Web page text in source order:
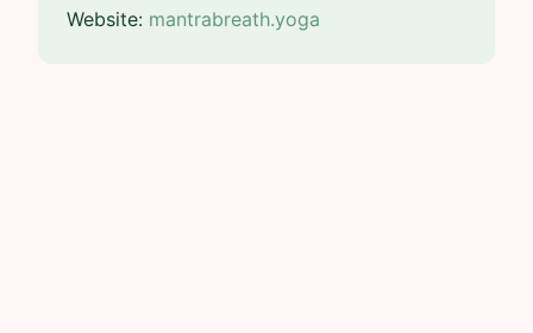
Website: mantrabreath.yoga